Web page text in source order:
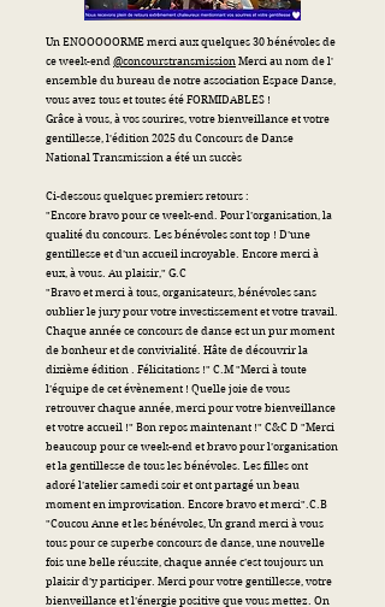
Un ENOOOOORME merci aux quelques 30 bénévoles de
ce week-end @concourstransmission Merci au nom de l'
ensemble du bureau de notre association Espace Danse,
vous avez tous et toutes été FORMIDABLES !
Grâce à vous, à vos sourires, votre bienveillance et votre
gentillesse, l'édition 2025 du Concours de Danse
National Transmission a été un succès
Ci-dessous quelques premiers retours :
"Encore bravo pour ce week-end. Pour l’organisation, la
qualité du concours. Les bénévoles sont top ! D’une
gentillesse et d’un accueil incroyable. Encore merci à
eux, à vous. Au plaisir," G.C
"Bravo et merci à tous, organisateurs, bénévoles sans
oublier le jury pour votre investissement et votre travail.
Chaque année ce concours de danse est un pur moment
de bonheur et de convivialité. Hâte de découvrir la
dixième édition . Félicitations !" C.M "Merci à toute
l’équipe de cet évènement ! Quelle joie de vous
retrouver chaque année, merci pour votre bienveillance
et votre accueil !" Bon repos maintenant !" C&C D "Merci
beaucoup pour ce week-end et bravo pour l’organisation
et la gentillesse de tous les bénévoles. Les filles ont
adoré l’atelier samedi soir et ont partagé un beau
moment en improvisation. Encore bravo et merci".C.B
"Coucou Anne et les bénévoles, Un grand merci à vous
tous pour ce superbe concours de danse, une nouvelle
fois une belle réussite, chaque année c’est toujours un
plaisir d’y participer. Merci pour votre gentillesse, votre
bienveillance et l’énergie positive que vous mettez. On